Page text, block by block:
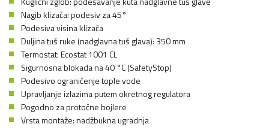
Nagib klizača: podesiv za 45°
Podesiva visina klizača
Duljina tuš ruke (nadglavna tuš glava): 350 mm
Termostat: Ecostat 1001 CL
Sigurnosna blokada na 40 °C (SafetyStop)
Podesivo ograničenje tople vode
Upravljanje izlazima putem okretnog regulatora
Pogodno za protočne bojlere
Vrsta montaže: nadžbukna ugradnja